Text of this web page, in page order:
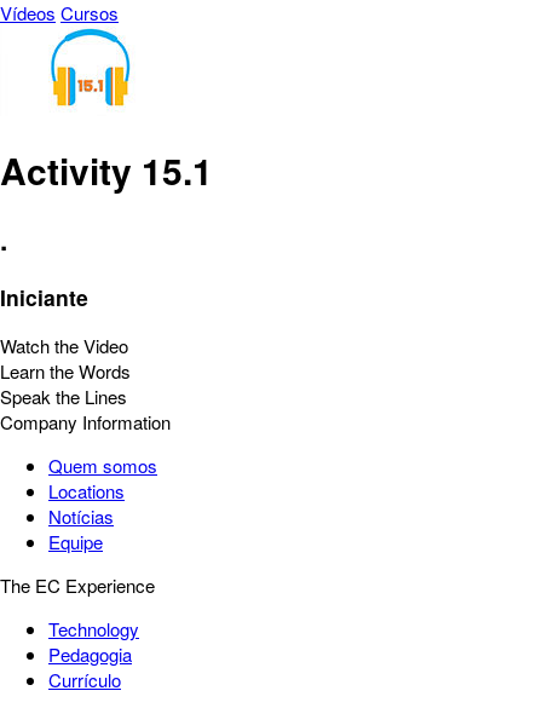
Vídeos Cursos
Activity 15.1
.
Iniciante
Watch the Video
Learn the Words
Speak the Lines
Company Information
Quem somos
Locations
Notícias
Equipe
The EC Experience
Technology
Pedagogia
Currículo